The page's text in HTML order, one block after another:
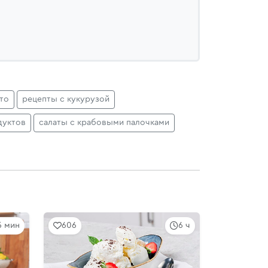
рецепты с кукурузой
салаты с крабовыми палочками
мин 6 ч
606